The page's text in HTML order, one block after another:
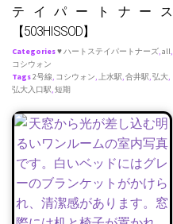
テイパートナース
【503HISSOD】
Categories♥ ハートステイパートナーズ,all,
コシウォン
Tags2号線, コシウォン, 上水駅,合井駅,弘大,
弘大入口駅,短期